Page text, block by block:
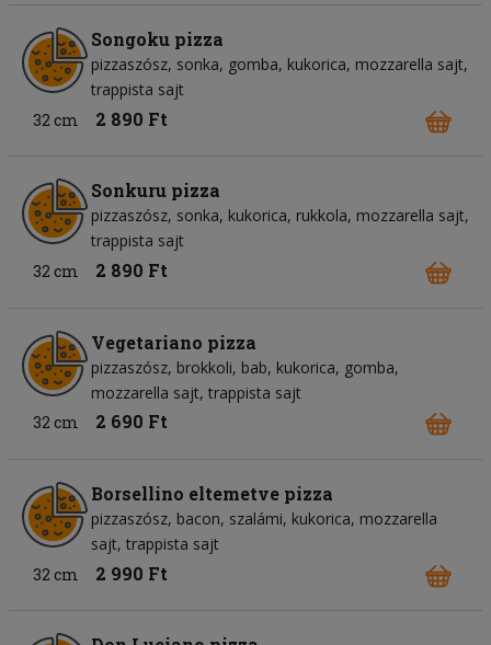
Songoku pizza
pizzaszósz sonka gomba kukorica mozzarella sajt
trappista sajt
32 cm
2 890 Ft
Sonkuru pizza
pizzaszósz sonka kukorica rukkola mozzarella sajt
trappista sajt
32 cm
2 890 Ft
Vegetariano pizza
pizzaszósz brokkoli bab kukorica gomba
mozzarella sajt trappista sajt
32 cm
2 690 Ft
Borsellino eltemetve pizza
pizzaszósz bacon szalámi kukorica mozzarella
sajt trappista sajt
32 cm
2 990 Ft